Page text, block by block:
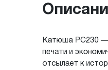
Катюша PC230 —
печати и
отсылает к